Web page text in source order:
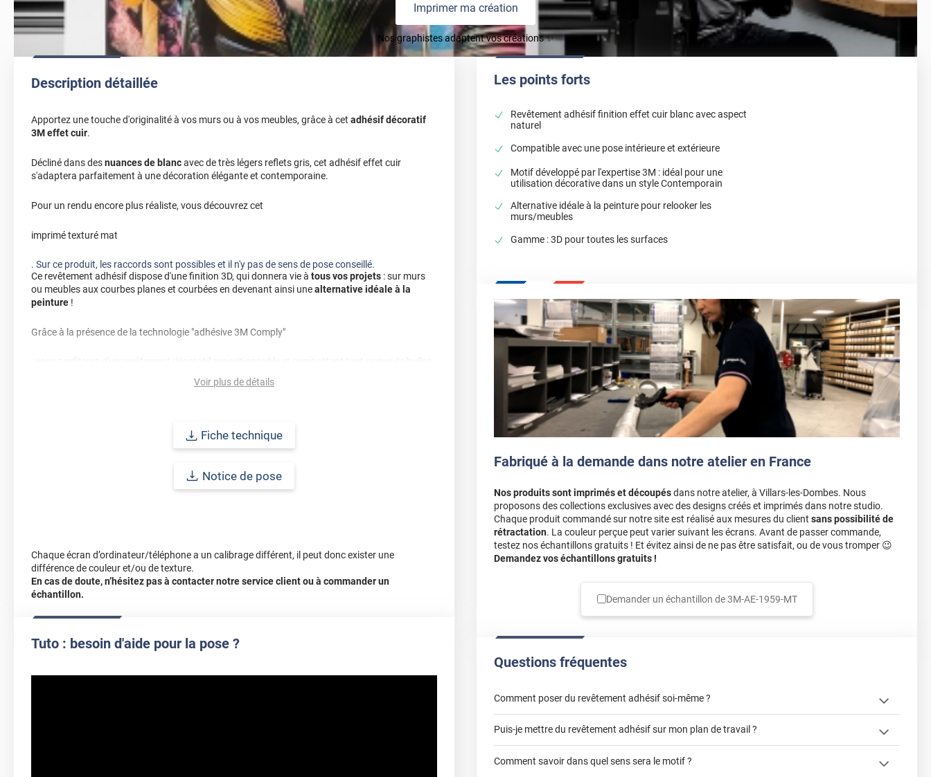
Imprimer ma création
Nos graphistes adaptent vos créations ✨
Description détaillée
Apportez une touche d'originalité à vos murs ou à vos meubles, grâce à cet adhésif décoratif
3M effet cuir.
Décliné dans desnuances de blancavec de très légers reflets gris, cet adhésif effet cuir
s'adaptera parfaitement à une décoration élégante et contemporaine.
Pour un rendu encore plus réaliste, vous découvrez cet
imprimé texturé mat
. Sur ce produit, les raccords sont possibles et il n'y pas de sens de pose conseillé.
Ce revêtement adhésif dispose d'une finition 3D, qui donnera vie à tous vos projets : sur murs
ou meubles aux courbes planes et courbées en devenant ainsi unealternative idéale à la
peinture !
Grâce à la présence de la technologie "adhésive 3M Comply"
durabilité longue avec une pose intérieure et extérieure allant jusqu'à 15 ans et devenant ainsi
Voir plus de détails
Fiche technique
Notice de pose
Chaque écran d’ordinateur/téléphone a un calibrage différent, il peut donc exister une
différence de couleur et/ou de texture.
En cas de doute, n’hésitez pas à contacter notre service client ou à commander un
échantillon.
Tuto : besoin d'aide pour la pose ?
Les points forts
Revêtement adhésif finition effet cuir blanc avec aspect
naturel
Compatible avec une pose intérieure et extérieure
Motif développé par l'expertise 3M : idéal pour une
utilisation décorative dans un style Contemporain
Alternative idéale à la peinture pour relooker les
murs/meubles
Gamme : 3D pour toutes les surfaces
Fabriqué à la demande dans notre atelier en France
Nos produits sont imprimés et découpésdans notre atelier, à Villars-les-Dombes. Nous
proposons des collections exclusives avec des designs créés et imprimés dans notre studio.
Chaque produit commandé sur notre site est réalisé aux mesures du client sans possibilité de
rétractation. La couleur perçue peut varier suivant les écrans. Avant de passer commande,
testez nos échantillons gratuits ! Et évitez ainsi de ne pas être satisfait, ou de vous tromper 😉
Demandez vos échantillons gratuits !
Demander un échantillon de3M-AE-1959-MT
Questions fréquentes
Comment poser du revêtement adhésif soi-même ?
poser un revêtement adhésif ? »
Puis-je mettre du revêtement adhésif sur mon plan de travail ?
Comment savoir dans quel sens sera le motif ?